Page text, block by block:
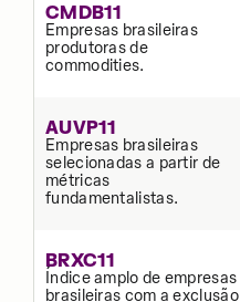
CMDB11
Empresas brasileiras
produtoras de
commodities.
AUVP11
Empresas brasileiras
selecionadas a partir de
métricas
fundamentalistas.
BRXC11
Índice amplo de empresas
brasileiras com a exclusão